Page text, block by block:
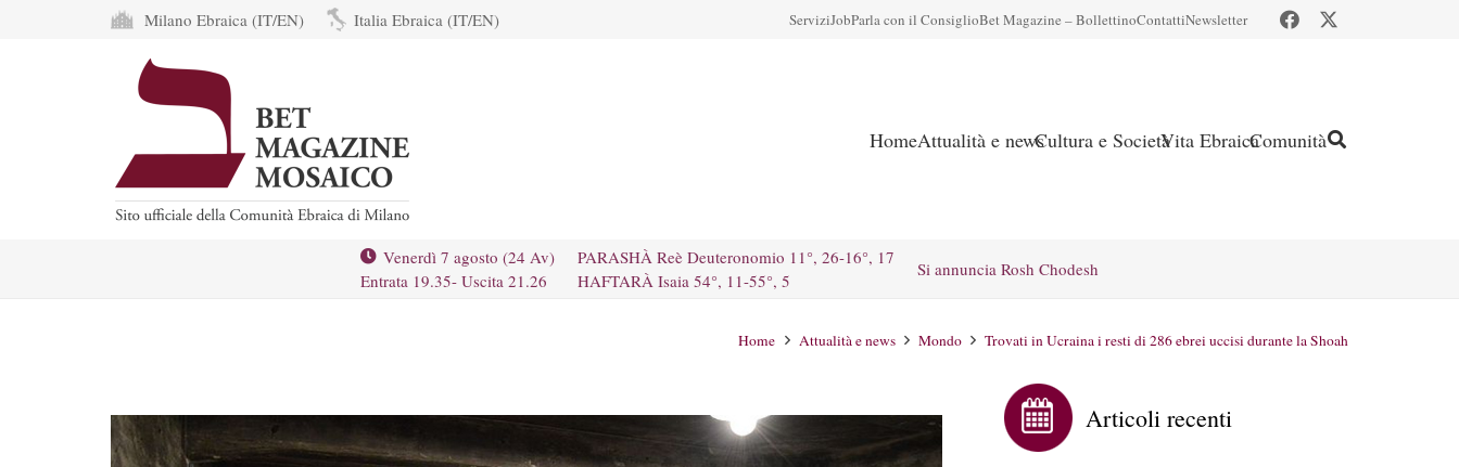
Milano Ebraica (IT/EN) Italia Ebraica (IT/EN) ServiziJobParla con il ConsiglioBet Magazine – BollettinoContattiNewsletter
HomeAttualità e newsCultura e SocietàVita EbraicaComunità
Venerdì 7 agosto (24 Av)
Entrata 19.35- Uscita 21.26
PARASHÀ Reè Deuteronomio 11°, 26-16°, 17
HAFTARÀ Isaia 54°, 11-55°, 5
Si annuncia Rosh Chodesh
Home Attualità e news Mondo Trovati in Ucraina i resti di 286 ebrei uccisi durante la Shoah
Articoli recenti